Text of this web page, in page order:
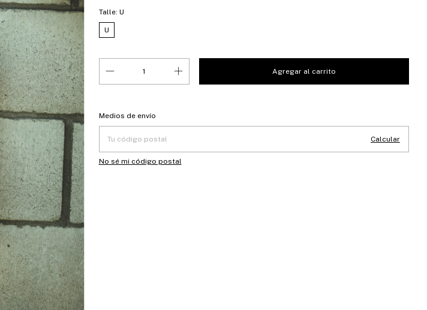
Talle: U
U
Entregas para el CP:
Medios de envío
Calcular
No sé mi código postal